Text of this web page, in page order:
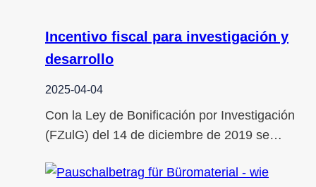
Incentivo fiscal para investigación y
desarrollo
2025-04-04
Con la Ley de Bonificación por Investigación
(FZulG) del 14 de diciembre de 2019 se…